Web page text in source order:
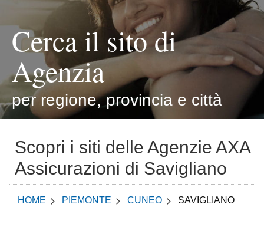
Cerca il sito di
Agenzia
per regione, provincia e città
Scopri i siti delle Agenzie AXA
Assicurazioni di Savigliano
HOME PIEMONTE CUNEO SAVIGLIANO